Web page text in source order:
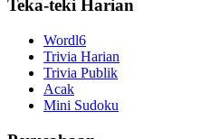
Teka-teki Harian
Wordl6
Trivia Harian
Trivia Publik
Acak
Mini Sudoku